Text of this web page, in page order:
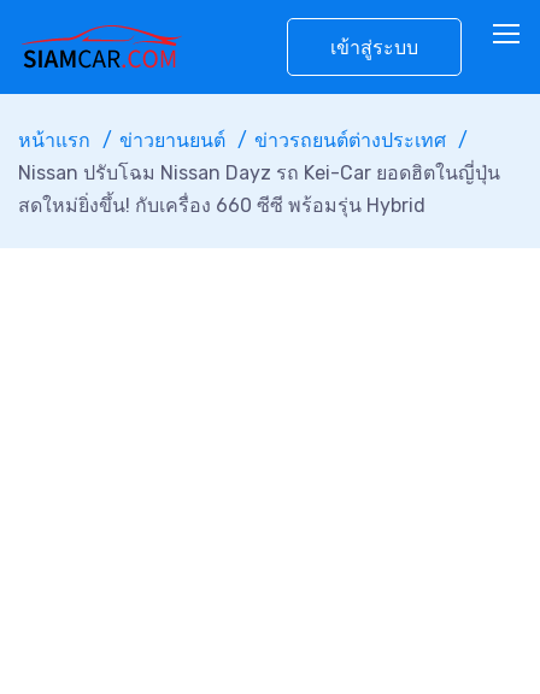
เข้าสู่ระบบ
หน้าแรก ข่าวยานยนต์
ข่าวรถยนต์ต่างประเทศ
Nissan ปรับโฉม Nissan Dayz รถ Kei-Car ยอดฮิตในญี่ปุ่น
สดใหม่ยิ่งขึ้น! กับเครื่อง 660 ซีซี พร้อมรุ่น Hybrid